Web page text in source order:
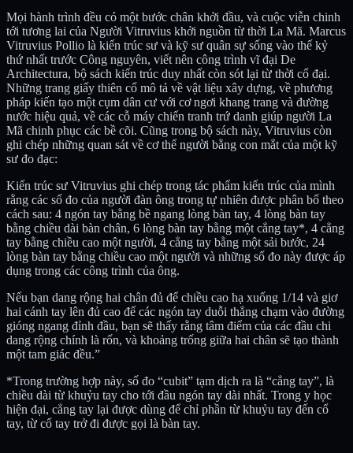
Mọi hành trình đều có một bước chân khởi đầu, và cuộc viễn chinh
tới tương lai của Người Vitruvius khởi nguồn từ thời La Mã. Marcus
Vitruvius Pollio là kiến trúc sư và kỹ sư quân sự sống vào thế kỷ
thứ nhất trước Công nguyên, viết nên công trình vĩ đại De
Architectura, bộ sách kiến trúc duy nhất còn sót lại từ thời cổ đại.
Những trang giấy thiên cổ mô tả về vật liệu xây dựng, về phương
pháp kiến tạo một cụm dân cư với cơ ngơi khang trang và đường
nước hiệu quả, về các cỗ máy chiến tranh trứ danh giúp người La
Mã chinh phục các bề cõi. Cũng trong bộ sách này, Vitruvius còn
ghi chép những quan sát về cơ thể người bằng con mắt của một kỹ
sư đo đạc:
Kiến trúc sư Vitruvius ghi chép trong tác phẩm kiến trúc của mình
rằng các số đo của người đàn ông trong tự nhiên được phân bố theo
cách sau: 4 ngón tay bằng bề ngang lòng bàn tay, 4 lòng bàn tay
bằng chiều dài bàn chân, 6 lòng bàn tay bằng một cẳng tay*, 4 cẳng
tay bằng chiều cao một người, 4 cẳng tay bằng một sải bước, 24
lòng bàn tay bằng chiều cao một người và những số đo này được áp
dụng trong các công trình của ông.
Nếu bạn dang rộng hai chân đủ để chiều cao hạ xuống 1/14 và giơ
hai cánh tay lên đủ cao để các ngón tay duỗi thẳng chạm vào đường
gióng ngang đỉnh đầu, bạn sẽ thấy rằng tâm điểm của các đầu chi
dang rộng chính là rốn, và khoảng trống giữa hai chân sẽ tạo thành
một tam giác đều.”
*Trong trường hợp này, số đo “cubit” tạm dịch ra là “cẳng tay”, là
chiều dài từ khuỷu tay cho tới đầu ngón tay dài nhất. Trong y học
hiện đại, cẳng tay lại được dùng để chỉ phần từ khuỷu tay đến cổ
tay, từ cổ tay trở đi được gọi là bàn tay.